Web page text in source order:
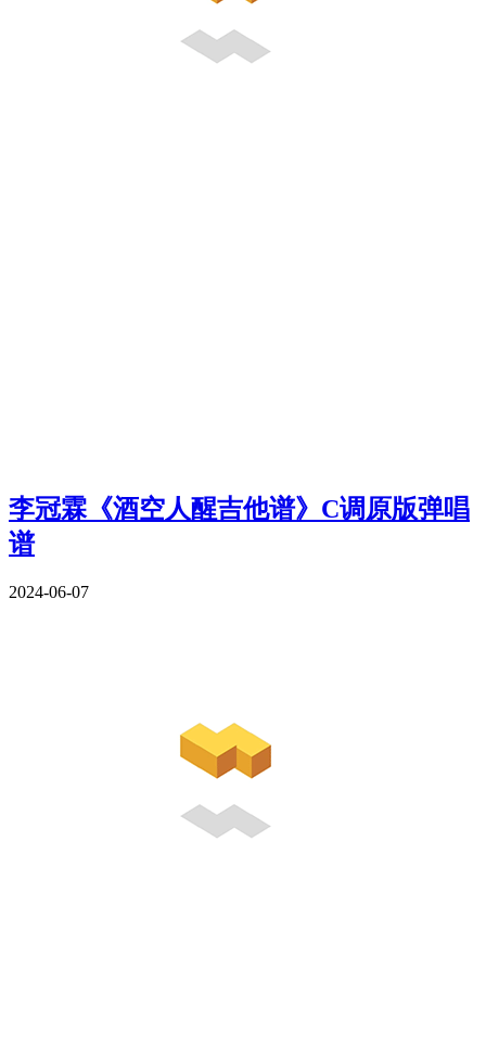
李冠霖《酒空人醒吉他谱》C调原版弹唱
谱
2024-06-07